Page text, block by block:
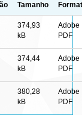
Tamanho
374,93
kB
Adobe
PDF
374,44
kB
Adobe
PDF
380,28
kB
Adobe
PDF